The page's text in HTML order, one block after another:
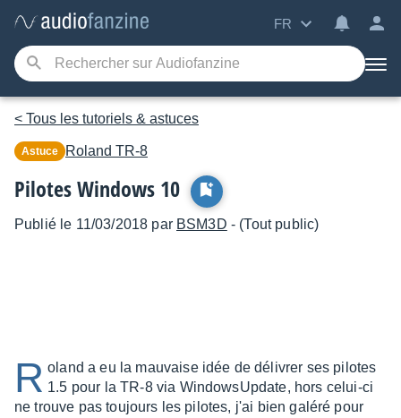
FR
< Tous les tutoriels & astuces
Astuce Roland TR-8
Pilotes Windows 10
Publié le 11/03/2018 par BSM3D - (Tout public)
R oland a eu la mauvaise idée de délivrer ses pilotes
1.5 pour la TR-8 via WindowsUpdate, hors celui-ci
ne trouve pas toujours les pilotes, j'ai bien galéré pour